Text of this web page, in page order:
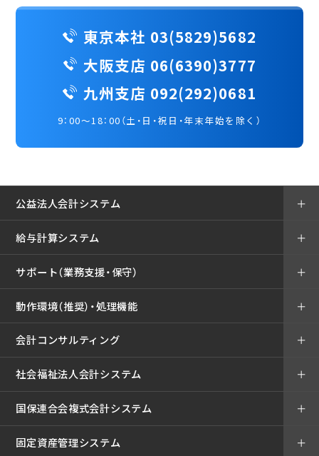
東京本社 03(5829)5682
大阪支店 06(6390)3777
九州支店 092(292)0681
9：00～18：00（土・日・祝日・年末年始を除く）
公益法人会計システム ＋
給与計算システム ＋
サポート（業務支援・保守） ＋
動作環境（推奨）・処理機能 ＋
会計コンサルティング ＋
社会福祉法人会計システム ＋
国保連合会複式会計システム ＋
固定資産管理システム ＋